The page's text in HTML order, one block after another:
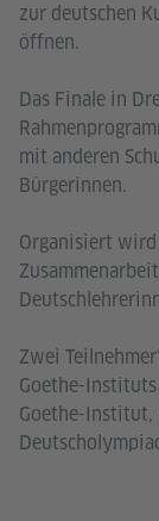
zur deutschen
öffnen.
Das Finale in
mit anderen
Bürgerinnen.
Organisiert
Zwei
Goethe-
Goethe-Institut,